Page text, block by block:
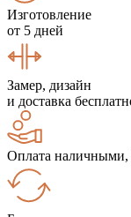
Изготовление
от 5 дней
Замер, дизайн
и доставка
Оплата наличными,